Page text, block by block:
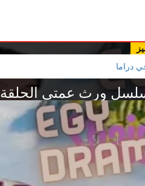
دراما
ورث عمتي الحلقة 12 الثانية عشر إيناس طالب 2025